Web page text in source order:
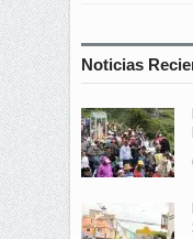
Noticias